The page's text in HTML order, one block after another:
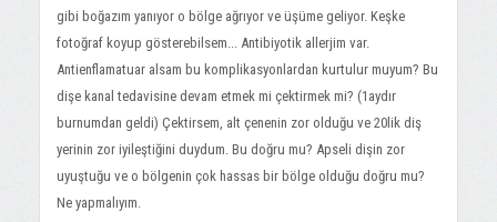
gibi boğazım yanıyor o bölge ağrıyor ve üşüme geliyor. Keşke
fotoğraf koyup gösterebilsem... Antibiyotik allerjim var.
Antienflamatuar alsam bu komplikasyonlardan kurtulur muyum? Bu
dişe kanal tedavisine devam etmek mi çektirmek mi? (1aydır
burnumdan geldi) Çektirsem, alt çenenin zor olduğu ve 20lik diş
yerinin zor iyileştiğini duydum. Bu doğru mu? Apseli dişin zor
uyuştuğu ve o bölgenin çok hassas bir bölge olduğu doğru mu?
Ne yapmalıyım.